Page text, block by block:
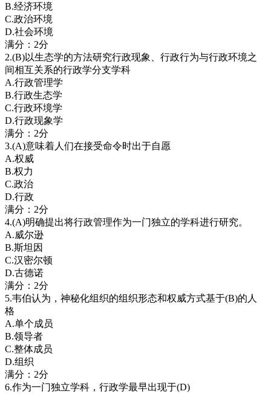
B.经济环境
C.政治环境
D.社会环境
满分：2分
2.(B)以生态学的方法研究行政现象、行政行为与行政环境之
间相互关系的行政学分支学科
A.行政管理学
B.行政生态学
C.行政环境学
D.行政现象学
满分：2分
3.(A)意味着人们在接受命令时出于自愿
A.权威
B.权力
C.政治
D.行政
满分：2分
4.(A)明确提出将行政管理作为一门独立的学科进行研究。
A.威尔逊
B.斯坦因
C.汉密尔顿
D.古德诺
满分：2分
5.韦伯认为，神秘化组织的组织形态和权威方式基于(B)的人
格
A.单个成员
B.领导者
C.整体成员
D.组织
满分：2分
6.作为一门独立学科，行政学最早出现于(D)